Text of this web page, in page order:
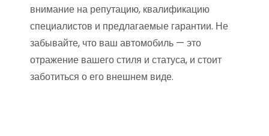
внимание на репутацию, квалификацию
специалистов и предлагаемые гарантии. Не
забывайте, что ваш автомобиль — это
отражение вашего стиля и статуса, и стоит
заботиться о его внешнем виде.